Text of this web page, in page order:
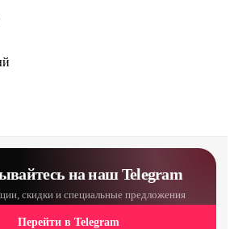
на наш Telegram
скидки и специальные предложения
Перейти в Telegram